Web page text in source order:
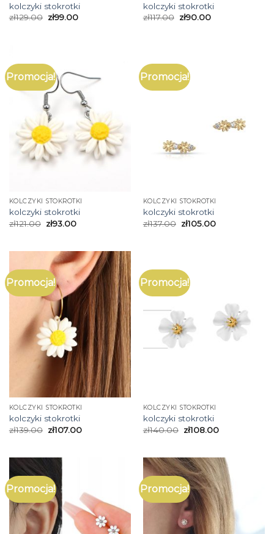
kolczyki stokrotki
zł129.00 zł99.00
kolczyki stokrotki
zł117.00 zł90.00
Promocja!
KOLCZYKI STOKROTKI
kolczyki stokrotki
zł121.00 zł93.00
Promocja!
KOLCZYKI STOKROTKI
kolczyki stokrotki
zł137.00 zł105.00
Promocja!
KOLCZYKI STOKROTKI
kolczyki stokrotki
zł139.00 zł107.00
Promocja!
KOLCZYKI STOKROTKI
kolczyki stokrotki
zł140.00 zł108.00
Promocja! Promocja!